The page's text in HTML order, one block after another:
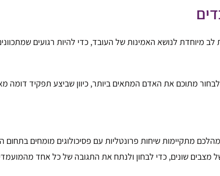
לב מיוחדת לנושא האמינות של העובד, כדי להיות רגועים
מתוכם את האדם המתאים ביותר, כיוון שביצע תפקיד דומה
מתקיימות שיחות פרונטליות עם פסיכולוגים מומחים
מצבים שונים, כדי לבחון ולנתח את התגובה של כל אחד